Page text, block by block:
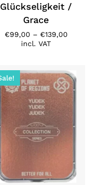
Glückseligkeit /
Grace
€99,00 – €139,00Price
€139,00
incl. VAT